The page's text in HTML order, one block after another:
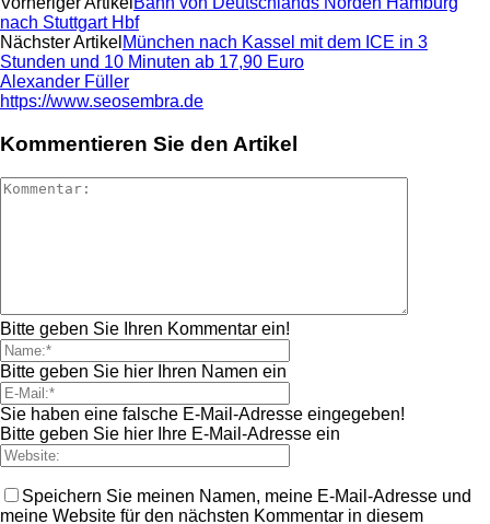
nach Stuttgart Hbf
Nächster Artikel München nach Kassel mit dem ICE in 3
Stunden und 10 Minuten ab 17,90 Euro
Alexander Füller
https://www.seosembra.de
Kommentieren Sie den Artikel
Bitte geben Sie Ihren Kommentar ein!
Bitte geben Sie hier Ihren Namen ein
Sie haben eine falsche E-Mail-Adresse eingegeben!
Bitte geben Sie hier Ihre E-Mail-Adresse ein
Speichern Sie meinen Namen, meine E-Mail-Adresse und
meine Website für den nächsten Kommentar in diesem